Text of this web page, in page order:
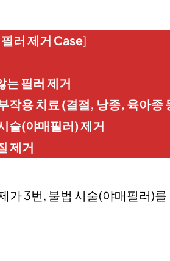
러 제거 Case]
는 필러 제거
작용 치료 (결절, 낭종, 육아종
술(야매필러) 제거
제거
가 3번, 불법 시술(야매필러)